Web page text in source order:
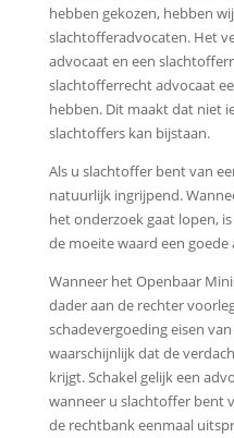
hebben gekozen, hebben
slachtofferadvocaten. Het
advocaat en een
slachtofferrecht advocaat
hebben. Dit maakt dat niet
slachtoffers kan bijstaan.
Als u slachtoffer bent van
natuurlijk ingrijpend.
het onderzoek gaat lopen,
de moeite waard een
Wanneer het Openbaar
dader aan de rechter
schadevergoeding eisen
waarschijnlijk dat de
krijgt. Schakel gelijk een
wanneer u slachtoffer bent
de rechtbank eenmaal